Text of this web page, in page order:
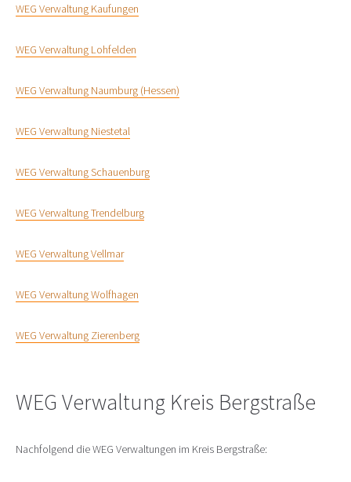
WEG Verwaltung Kaufungen
WEG Verwaltung Lohfelden
WEG Verwaltung Naumburg (Hessen)
WEG Verwaltung Niestetal
WEG Verwaltung Schauenburg
WEG Verwaltung Trendelburg
WEG Verwaltung Vellmar
WEG Verwaltung Wolfhagen
WEG Verwaltung Zierenberg
WEG Verwaltung Kreis Bergstraße
Nachfolgend die WEG Verwaltungen im Kreis Bergstraße: